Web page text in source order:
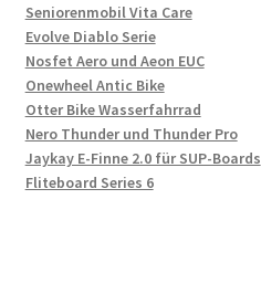
Seniorenmobil Vita Care
Evolve Diablo Serie
Nosfet Aero und Aeon EUC
Onewheel Antic Bike
Otter Bike Wasserfahrrad
Nero Thunder und Thunder Pro
Jaykay E-Finne 2.0 für SUP-Boards
Fliteboard Series 6